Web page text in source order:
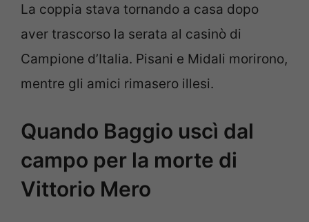
La coppia stava tornando a casa dopo
aver trascorso la serata al casinò di
Campione d’Italia. Pisani e Midali morirono,
mentre gli amici rimasero illesi.
Quando Baggio uscì dal
campo per la morte di
Vittorio Mero